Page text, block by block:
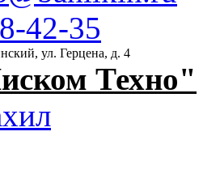
42-35
ул. Герцена, д. 4
Техно"